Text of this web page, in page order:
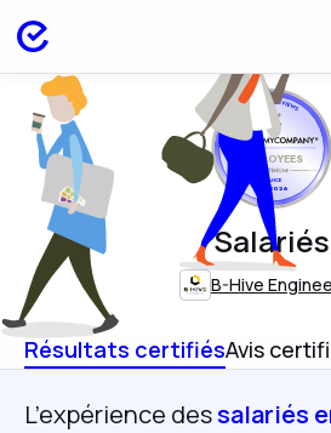
EMPLOYEES
FRANCE
MAY 2026
Salariés
B-Hive
Résultats certifiésAvis
L’expérience dessalariés